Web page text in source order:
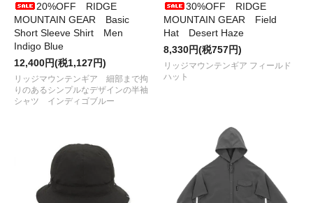
●2026/ 1/14
38explore
BtoB NewBorn Shank38とD-
snap38 slimが入荷しました
●2025/12/2038explore ASINOEND、ASINOFIXなど
荷しました
●2025/12/19CALMA STORE から SHANKHEATERなどが入荷
しました
●2025/12/17RWCHE からSESSION NYLON PANTS SNOW
TYPE
が入荷しました
●2025/12/13KI-no Kn One Off Shade Marble (38kT)
入荷しました
●2025/12/12
38explore 38-kT THE RICH classic101
荷しました
●2025/12/11
RIDGE MOUNTAIN GEARから
Power Grid
20%OFF RIDGE
MOUNTAIN GEAR Basic
Short Sleeve Shirt Men
Indigo Blue
12,400円(税1,127円)
リッジマウンテンギア 細部まで拘
りのあるシンプルなデザインの半袖
シャツ インディゴブルー
30%OFF RIDGE
MOUNTAIN GEAR Field
Hat Desert Haze
8,330円(税757円)
リッジマウンテンギア フィールド
ハット